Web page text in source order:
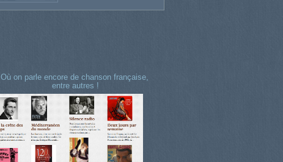
Où on parle encore de chanson française,
entre autres !